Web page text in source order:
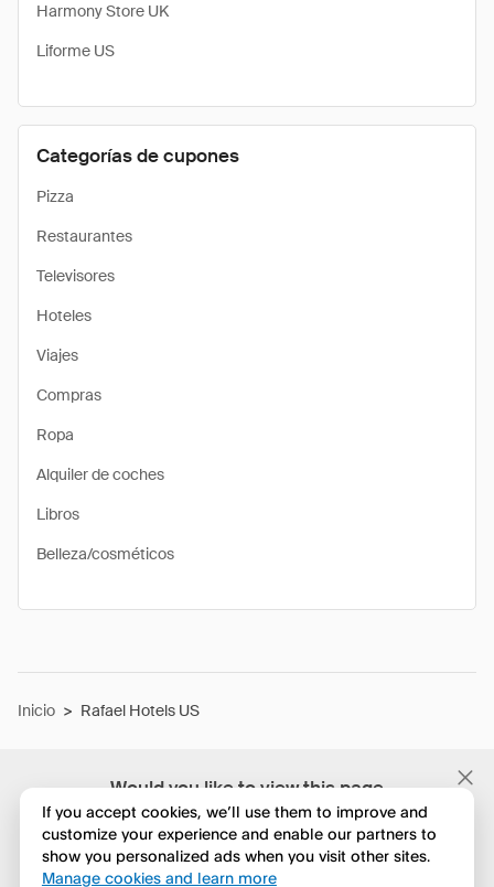
Would you like to view this page
in English?
No, seguir navegando
Harmony Store UK
Liforme US
Categorías de cupones
Pizza
Restaurantes
Televisores
Hoteles
Viajes
Compras
Ropa
Alquiler de coches
Libros
Belleza/cosméticos
Inicio > Rafael Hotels US
If you accept cookies, we’ll use them to improve and
customize your experience and enable our partners to
show you personalized ads when you visit other sites.
Manage cookies and learn more